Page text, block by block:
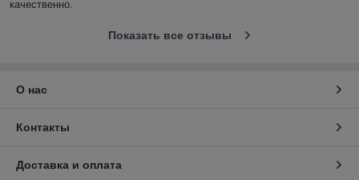
качественно.
Показать все отзывы
О нас
Контакты
Доставка и оплата